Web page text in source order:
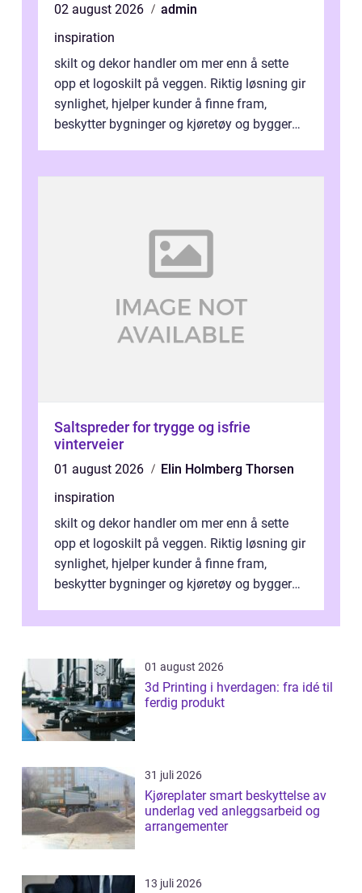
02 august 2026
admin
inspiration
skilt og dekor handler om mer enn å sette
opp et logoskilt på veggen. Riktig løsning gir
synlighet, hjelper kunder å finne fram,
beskytter bygninger og kjøretøy og bygger
Saltspreder for trygge og isfrie
vinterveier
01 august 2026
Elin Holmberg Thorsen
inspiration
skilt og dekor handler om mer enn å sette
opp et logoskilt på veggen. Riktig løsning gir
synlighet, hjelper kunder å finne fram,
beskytter bygninger og kjøretøy og bygger
01 august 2026
3d Printing i hverdagen: fra idé til
ferdig produkt
31 juli 2026
Kjøreplater smart beskyttelse av
underlag ved anleggsarbeid og
arrangementer
13 juli 2026